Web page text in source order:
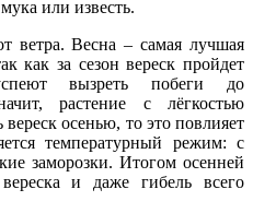
или известь.
ветра. Весна – самая лучшая
как за сезон вереск пройдет
вызреть побеги до
растение с лёгкостью
осенью, то это повлияет
температурный режим: с
заморозки. Итогом осенней
и даже гибель всего